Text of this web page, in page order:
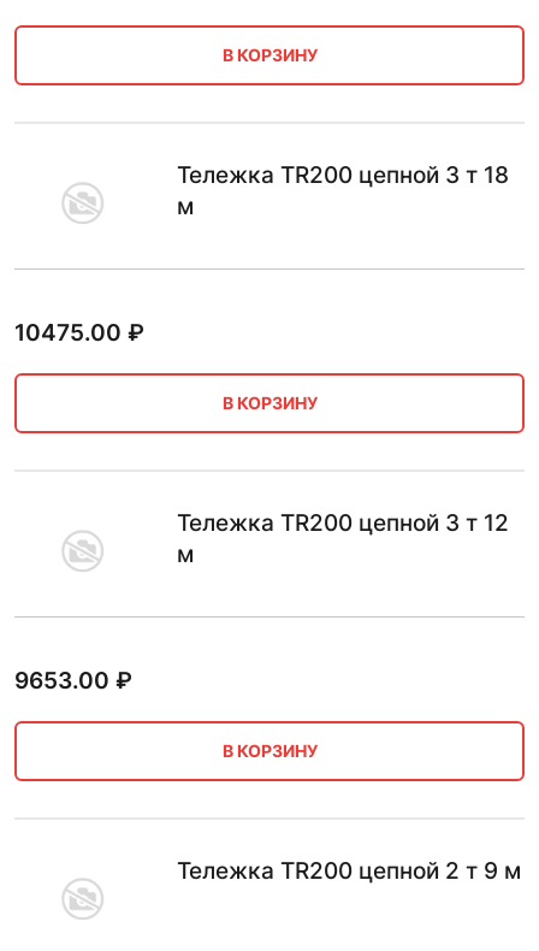
В КОРЗИНУ
Тележка TR200 цепной 3 т 18
м
10475.00 ₽
В КОРЗИНУ
Тележка TR200 цепной 3 т 12
м
9653.00 ₽
В КОРЗИНУ
Тележка TR200 цепной 2 т 9 м